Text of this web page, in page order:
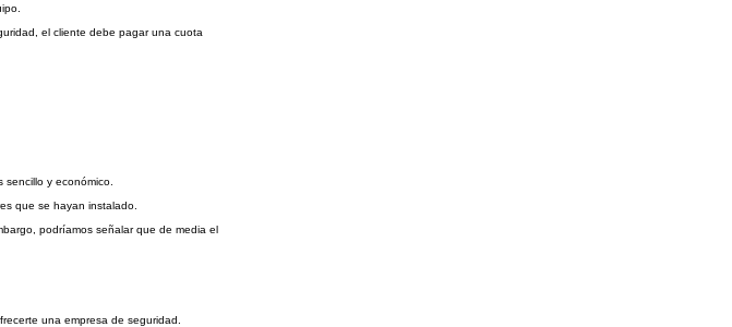
el cliente debe pagar una cuota
y económico.
que se hayan instalado.
podríamos señalar que de media el
una empresa de seguridad.